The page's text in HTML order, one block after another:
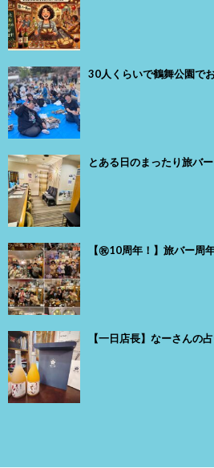
30人くらいで鶴舞公園で
とある日のまったり旅バー
【㊗️10周年！】旅バー周
【一日店長】なーさんの